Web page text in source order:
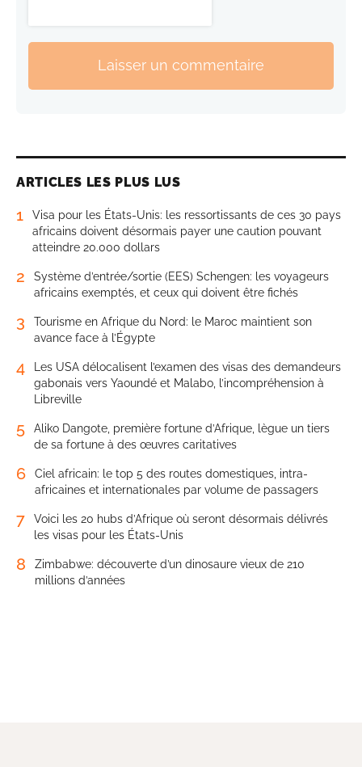
Laisser un commentaire
ARTICLES LES PLUS LUS
1
Visa pour les États-Unis: les ressortissants de ces 30 pays
africains doivent désormais payer une caution pouvant
atteindre 20.000 dollars
2
Système d’entrée/sortie (EES) Schengen: les voyageurs
africains exemptés, et ceux qui doivent être fichés
3
Tourisme en Afrique du Nord: le Maroc maintient son
avance face à l’Égypte
4
Les USA délocalisent l’examen des visas des demandeurs
gabonais vers Yaoundé et Malabo, l’incompréhension à
Libreville
5
Aliko Dangote, première fortune d’Afrique, lègue un tiers
de sa fortune à des œuvres caritatives
6
Ciel africain: le top 5 des routes domestiques, intra-
africaines et internationales par volume de passagers
7
Voici les 20 hubs d’Afrique où seront désormais délivrés
les visas pour les États-Unis
8
Zimbabwe: découverte d’un dinosaure vieux de 210
millions d’années